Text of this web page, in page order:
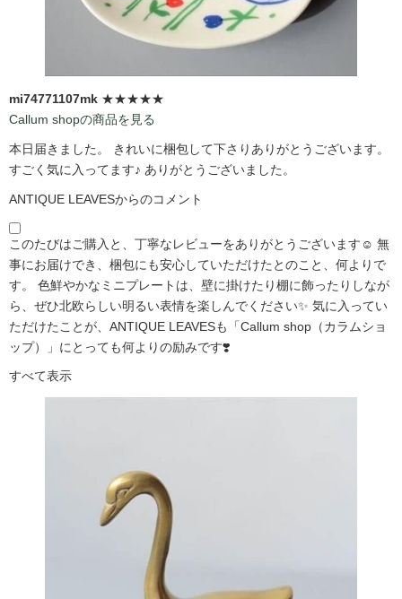
mi74771107mk ★★★★★
Callum shopの商品を見る
本日届きました。 きれいに梱包して下さりありがとうございます。
すごく気に入ってます♪ ありがとうございました。
ANTIQUE LEAVESからのコメント
このたびはご購入と、丁寧なレビューをありがとうございます☺️ 無
事にお届けでき、梱包にも安心していただけたとのこと、何よりで
す。 色鮮やかなミニプレートは、壁に掛けたり棚に飾ったりしなが
ら、ぜひ北欧らしい明るい表情を楽しんでください✨ 気に入ってい
ただけたことが、ANTIQUE LEAVESも「Callum shop（カラムショ
ップ）」にとっても何よりの励みです❣️
すべて表示